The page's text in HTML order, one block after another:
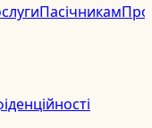
ПасічникамПро